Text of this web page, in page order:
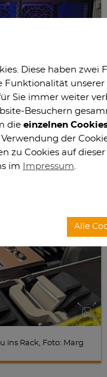
des
Marg
ins Rack, Foto: Marg
Diese haben zwei
Sie immer weiter
Besuchern
die einzelnen
der
zu Cookies auf
im Impressum
Alle